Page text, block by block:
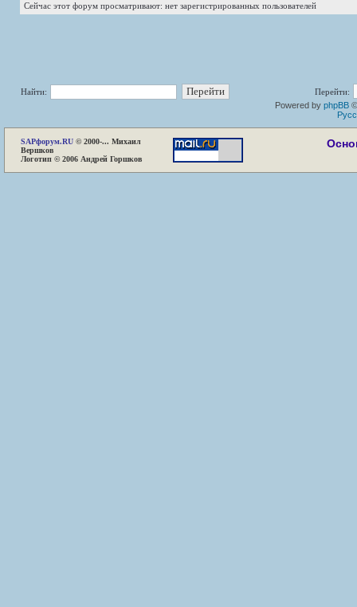
Сейчас этот форум просматривают: нет зарегистрированных пользователей
Найти:
Перейти:
Powered by phpBB
SAPфорум.RU © 2000-... Михаил
Вершков
Логотип © 2006 Андрей Горшков